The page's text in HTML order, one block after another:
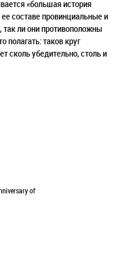
«большая история
составе провинциальные и
ли они противоположны
полагать: таков круг
сколь убедительно, столь и
of